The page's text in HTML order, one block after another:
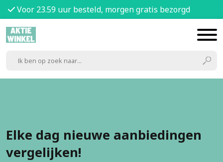
Voor 23.59 uur besteld, morgen gratis bezorgd
Elke dag nieuwe aanbiedingen
vergelijken!